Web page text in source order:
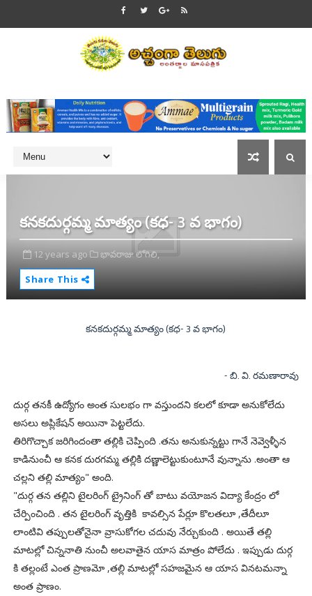
కనకదుర్గమ్మ మాత్యం (కధ- 3 వ భాగం)
12 years ago
భావరాజు లోగిలి,
Share This
కనకదుర్గమ్మ మాత్యం (కధ- 3 వ భాగం)
- బి. వి. రమణారావు
దుర్గ తనకీ ఉద్యోగం అంత సులభం గా వస్తుందని కలలో కూడా అనుకోలేదు
అసలు అప్లికేషన్ అయినా పెట్టలేదు.
తిరిగొచ్చాక జరిగిందంతా తల్లికి చెప్పింది .తను అనుకున్నట్టు గానే నెవ్వెళ్ళీన
కాడినుంచీ ఆ కనక దురగమ్మ తల్లికి దణ్ణాలెట్టుకుంటూనే వున్నాను .అంతా ఆ
చల్లని తల్లి మాత్యం" అంది.
"దుర్గ తన తల్లిని టైలరింగ్ ట్రైనింగ్ తో బాటు వయోజన విద్యా కేంద్రం లో
చేర్పించింది . తన టైలరింగ్ వృత్తికి కావల్సిన పేర్లూ కొలతలూ ,తేదీలూ
లాంటివి తప్పులతోనైనా వ్రాసుకోగల చదువు నేర్చుకుంది . అయితే తల్లి
మాటల్లో చిన్ననాతి నుంచీ అలవాతైన యాస మాత్రం పోలేదు . ఇప్పుడు దుర్గ
కి తల్లంటే ఎంత ప్రాణమో ,తల్లి మాటల్లో సహజమైన ఆ యాస వినటమన్నా
అంత ప్రాణం.